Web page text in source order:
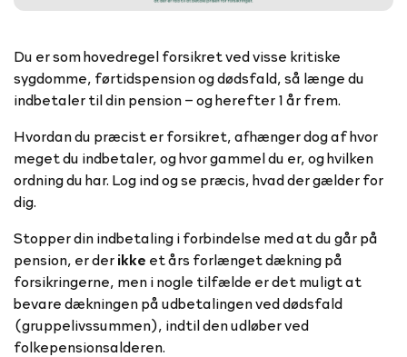
Du er som hovedregel forsikret ved visse kritiske
sygdomme, førtidspension og dødsfald, så længe du
indbetaler til din pension – og herefter 1 år frem.
Hvordan du præcist er forsikret, afhænger dog af hvor
meget du indbetaler, og hvor gammel du er, og hvilken
ordning du har. Log ind og se præcis, hvad der gælder for
dig.
Stopper din indbetaling i forbindelse med at du går på
pension, er derikke et års forlænget dækning på
forsikringerne, men i nogle tilfælde er det muligt at
bevare dækningen på udbetalingen ved dødsfald
(gruppelivssummen), indtil den udløber ved
folkepensionsalderen.